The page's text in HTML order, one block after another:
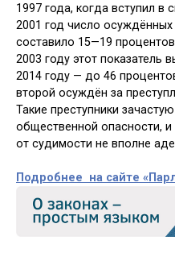
1997 года, когда вступил в
2001 год число осуждённых
составило 15—19
2003 году этот показатель
2014 году — до 46
второй осуждён за
Такие преступники
общественной опасности, и
от судимости не вполне
Подробнее на сайте